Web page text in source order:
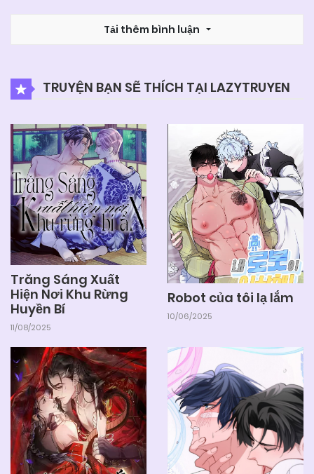
Chapter 45 04/06/2025
Chapter 44 04/06/2025
Chapter 43 04/06/2025
Chapter 42
Chapter 41 04/06/2025
Chapter 40 04/06/2025
Chapter 39 04/06/2025
Tải thêm bình luận
TRUYỆN BẠN SẼ THÍCH TẠI LAZYTRUYEN
Trăng Sáng Xuất
Hiện Nơi Khu Rừng
Huyền Bí
11/08/2025
Robot của tôi lạ lắm
10/06/2025